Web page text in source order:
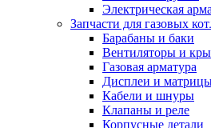
Электрическая
Запчасти для газовых
Барабаны и баки
Вентиляторы и
Газовая арматура
Дисплеи и
Кабели и шнуры
Клапаны и реле
Корпусные детали